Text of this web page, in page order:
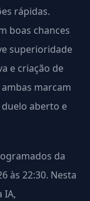
rápidas.
boas chances
superioridade
e criação de
marcam
aberto e
da
às 22:30. Nesta
IA,